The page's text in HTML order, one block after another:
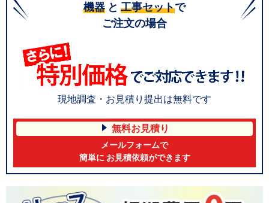
機器 と 工事セットで
ご注文の場合
現地調査・お見積り提出は無料です
無料お見積り
メールフォームで
簡単に お見積依頼ができます